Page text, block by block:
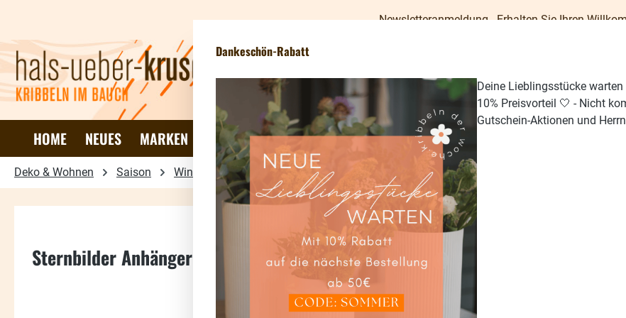
Newsletteranmeldung - Erhalten Sie Ihren Willkommens-
HOME NEUES MARKEN DEKO & WOHNEN TISCH & KÜCHE GESCHENKE
Deko & Wohnen Saison Winter & Weihnachten Baumschmuck & Hänger
Sternbilder Anhänger "Zeit der Wunder"
Dankeschön-Rabatt
Deine Lieblingsstücke
10% Preisvorteil 🤍 - Nicht
Gutschein-Aktionen und